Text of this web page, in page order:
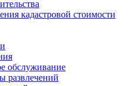
кадастровой стоимости
обслуживание
развлечений